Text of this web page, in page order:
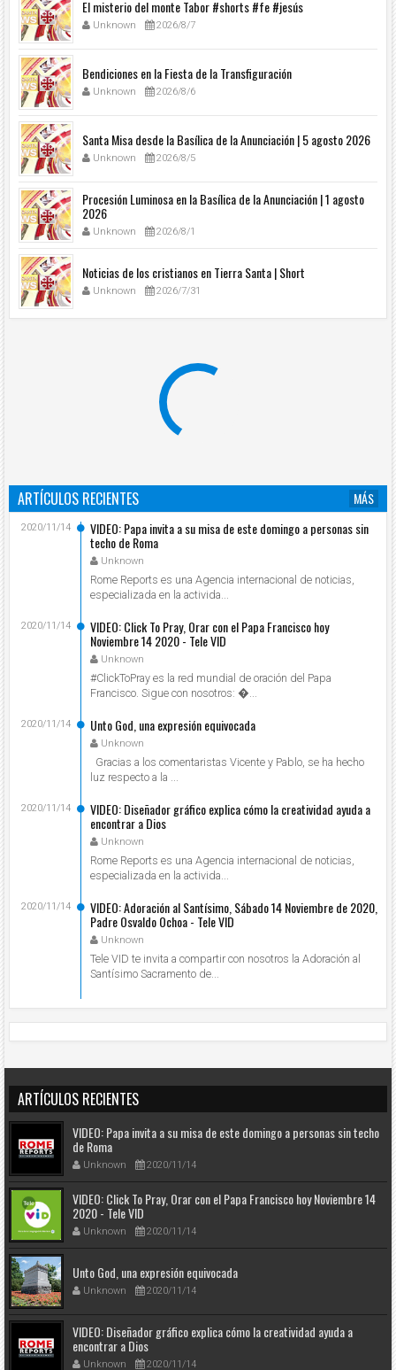
El misterio del monte Tabor #shorts #fe #jesús
Unknown 2026/8/7
Bendiciones en la Fiesta de la Transfiguración
Unknown 2026/8/6
Santa Misa desde la Basílica de la Anunciación | 5 agosto 2026
Unknown 2026/8/5
Procesión Luminosa en la Basílica de la Anunciación | 1 agosto
2026
Unknown 2026/8/1
Noticias de los cristianos en Tierra Santa | Short
Unknown 2026/7/31
ARTÍCULOS RECIENTES
MÁS
VIDEO: Papa invita a su misa de este domingo a personas sin
techo de Roma
Unknown
2020/11/14
Rome Reports es una Agencia internacional de noticias,
especializada en la activida...
VIDEO: Click To Pray, Orar con el Papa Francisco hoy
Noviembre 14 2020 - Tele VID
Unknown
2020/11/14
#ClickToPray es la red mundial de oración del Papa
Francisco. Sigue con nosotros: ...
Unto God, una expresión equivocada
Unknown
2020/11/14
Gracias a los comentaristas Vicente y Pablo, se ha hecho
luz respecto a la ...
VIDEO: Diseñador gráfico explica cómo la creatividad ayuda a
encontrar a Dios
Unknown
2020/11/14
Rome Reports es una Agencia internacional de noticias,
especializada en la activida...
VIDEO: Adoración al Santísimo, Sábado 14 Noviembre de 2020,
Padre Osvaldo Ochoa - Tele VID
Unknown
2020/11/14
Tele VID te invita a compartir con nosotros la Adoración al
Santísimo Sacramento de...
ARTÍCULOS RECIENTES
VIDEO: Papa invita a su misa de este domingo a personas sin techo
de Roma
Unknown 2020/11/14
VIDEO: Click To Pray, Orar con el Papa Francisco hoy Noviembre 14
2020 - Tele VID
Unknown 2020/11/14
Unto God, una expresión equivocada
Unknown 2020/11/14
VIDEO: Diseñador gráfico explica cómo la creatividad ayuda a
encontrar a Dios
Unknown 2020/11/14